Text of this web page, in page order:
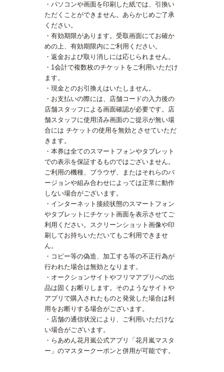
・パソコンや画面を印刷した紙では、引換い
ただくことができません。あらかじめご了承
ください。
・有効期限があります。受取画面にてお確か
めの上、有効期限内にご利用ください。
・返金および取り消しには応じられません。
・1会計で複数枚のチケットをご利用いただけ
ます。
・現金とのお引換えはいたしません。
・お支払いの際には、店舗コードの入力後の
店舗スタッフによる画面確認が必要です。店
舗スタッフに使用済み画面のご提示が無い場
合には チケットの使用を無効とさせていただ
きます。
・本券は全てのスマートフォンやタブレット
での表示を保証するものではございません。
ご利用の機種、ブラウザ、またはそれらのバ
ージョンや組み合わせによっては正常に動作
しない場合がございます。
・インターネット接続状態のスマートフォン
やタブレットにチケット画面を表示させてご
利用ください。スクリーンショット画像や印
刷してお持ちいただいてもご利用できませ
ん。
・コピー等の偽造、加工する等の不正行為が
行われた場合は無効となります。
・オークションサイトやフリマアプリへの出
品は固くお断りします。そのようなサイトや
アプリで購入されたものと発覚した場合は利
用をお断りする場合がございます。
・店舗の通信状況により、ご利用いただけな
い場合がございます。
・らあめん花月嵐公式アプリ「花月嵐マスタ
ー」のマスタークーポンと併用が可能です。